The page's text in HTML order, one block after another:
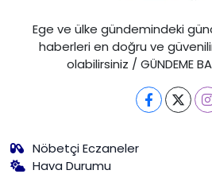
Ege ve ülke gündemindeki
haberleri en doğru ve
olabilirsiniz / GÜNDEME
Nöbetçi Eczaneler
Hava Durumu